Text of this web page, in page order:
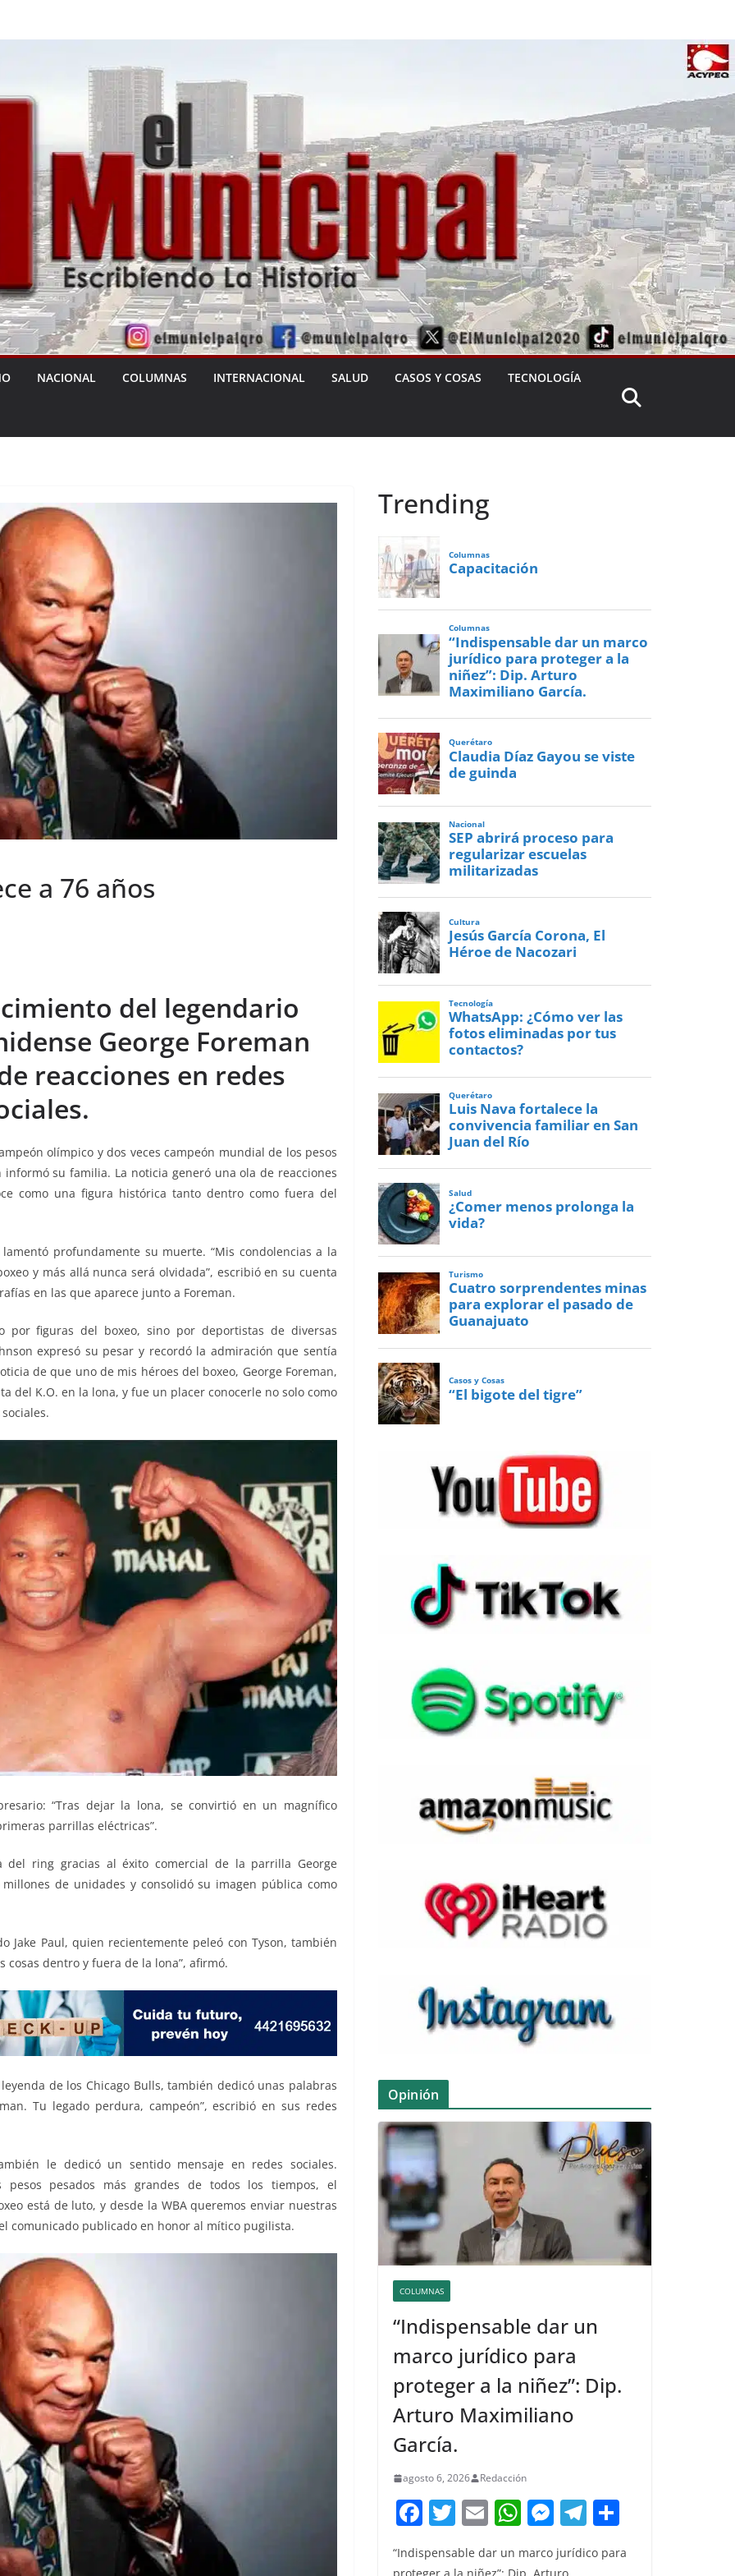
NACIONAL COLUMNAS INTERNACIONAL SALUD CASOS Y COSAS TECNOLOGÍA
a 76 años
del legendario
George Foreman
reacciones en redes
olímpico y dos veces campeón mundial de los pesos
su familia. La noticia generó una ola de reacciones
como una figura histórica tanto dentro como fuera del
lamentó profundamente su muerte. “Mis condolencias a la
y más allá nunca será olvidada”, escribió en su cuenta
en las que aparece junto a Foreman.
por figuras del boxeo, sino por deportistas de diversas
expresó su pesar y recordó la admiración que sentía
de que uno de mis héroes del boxeo, George Foreman,
del K.O. en la lona, y fue un placer conocerle no solo como
“Tras dejar la lona, se convirtió en un magnífico
parrillas eléctricas”.
del ring gracias al éxito comercial de la parrilla George
de unidades y consolidó su imagen pública como
Jake Paul, quien recientemente peleó con Tyson, también
cosas dentro y fuera de la lona”, afirmó.
de los Chicago Bulls, también dedicó unas palabras
Tu legado perdura, campeón”, escribió en sus redes
le dedicó un sentido mensaje en redes sociales.
pesados más grandes de todos los tiempos, el
está de luto, y desde la WBA queremos enviar nuestras
comunicado publicado en honor al mítico pugilista.
Trending
Opinión
COLUMNAS
“Indispensable dar un
marco jurídico para
proteger a la niñez”: Dip.
Arturo Maximiliano
García.
agosto 6, 2026 Redacción
F
c
T
w
itt
E
ai
W
at
M
e
ss
T
e m
“Indispensable dar un marco jurídico para